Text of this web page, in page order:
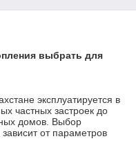
выбрать для
эксплуатируется в
частных застроек до
домов. Выбор
от параметров